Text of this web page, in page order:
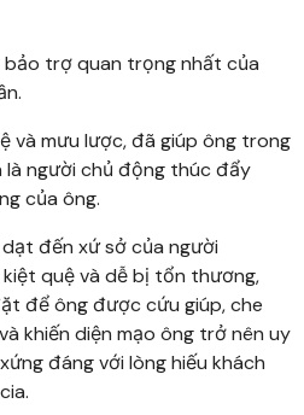
trợ quan trọng nhất của
và mưu lược, đã giúp ông trong
là người chủ động thúc đẩy
của ông.
đến xứ sở của người
quệ và dễ bị tổn thương,
để ông được cứu giúp, che
khiến diện mạo ông trở nên uy
đáng với lòng hiếu khách